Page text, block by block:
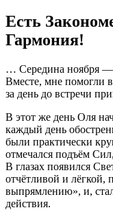
Есть
Гармония!
… Середина ноября —
Вместе, мне помогли
за день до встречи
В этот же день Оля
каждый день
были практически
отмечался подъём
В глазах появился
отчётливой и лёгкой,
выпрямлению», и,
действия.